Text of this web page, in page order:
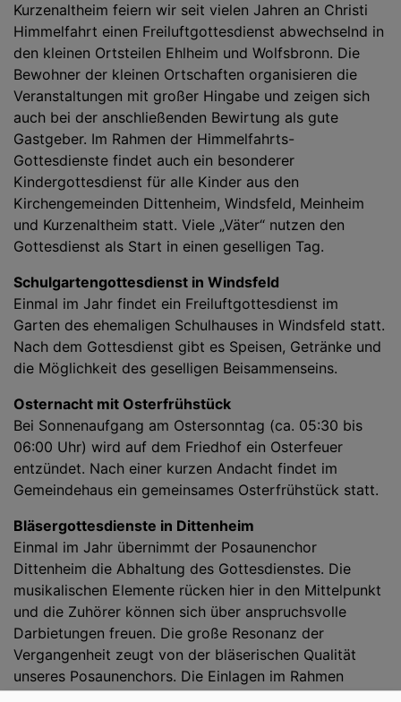
Kurzenaltheim feiern wir seit vielen Jahren an Christi
Himmelfahrt einen Freiluftgottesdienst abwechselnd in
den kleinen Ortsteilen Ehlheim und Wolfsbronn. Die
Bewohner der kleinen Ortschaften organisieren die
Veranstaltungen mit großer Hingabe und zeigen sich
auch bei der anschließenden Bewirtung als gute
Gastgeber. Im Rahmen der Himmelfahrts-
Gottesdienste findet auch ein besonderer
Kindergottesdienst für alle Kinder aus den
Kirchengemeinden Dittenheim, Windsfeld, Meinheim
und Kurzenaltheim statt. Viele „Väter“ nutzen den
Gottesdienst als Start in einen geselligen Tag.
Schulgartengottesdienst in Windsfeld
Einmal im Jahr findet ein Freiluftgottesdienst im
Garten des ehemaligen Schulhauses in Windsfeld statt.
Nach dem Gottesdienst gibt es Speisen, Getränke und
die Möglichkeit des geselligen Beisammenseins.
Osternacht mit Osterfrühstück
Bei Sonnenaufgang am Ostersonntag (ca. 05:30 bis
06:00 Uhr) wird auf dem Friedhof ein Osterfeuer
entzündet. Nach einer kurzen Andacht findet im
Gemeindehaus ein gemeinsames Osterfrühstück statt.
Bläsergottesdienste in Dittenheim
Einmal im Jahr übernimmt der Posaunenchor
Dittenheim die Abhaltung des Gottesdienstes. Die
musikalischen Elemente rücken hier in den Mittelpunkt
und die Zuhörer können sich über anspruchsvolle
Darbietungen freuen. Die große Resonanz der
Vergangenheit zeugt von der bläserischen Qualität
unseres Posaunenchors. Die Einlagen im Rahmen